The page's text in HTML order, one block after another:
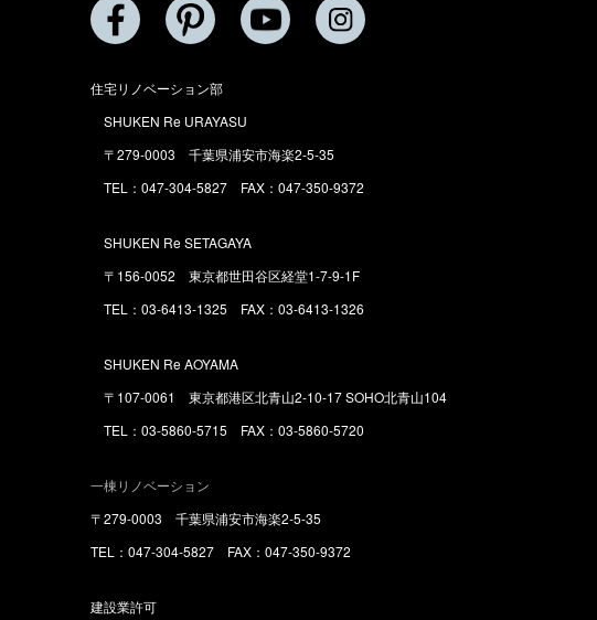
住宅リノベーション部
SHUKEN Re URAYASU
〒279-0003 千葉県浦安市海楽2-5-35
TEL：047-304-5827 FAX：047-350-9372
SHUKEN Re SETAGAYA
〒156-0052 東京都世田谷区経堂1-7-9-1F
TEL：03-6413-1325 FAX：03-6413-1326
SHUKEN Re AOYAMA
〒107-0061 東京都港区北青山2-10-17 SOHO北青山104
TEL：03-5860-5715 FAX：03-5860-5720
一棟リノベーション
〒279-0003 千葉県浦安市海楽2-5-35
TEL：047-304-5827 FAX：047-350-9372
建設業許可